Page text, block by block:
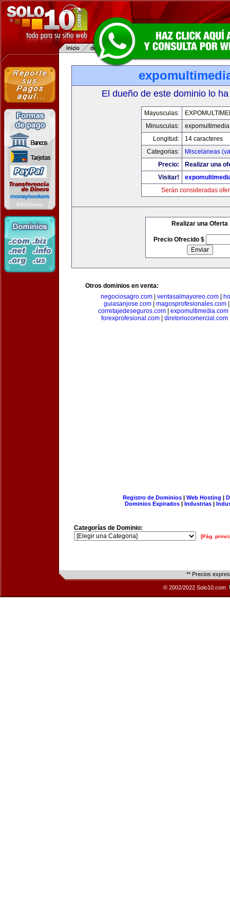
El dueño de este dominio lo
Mayusculas:
Minusculas:
Longitud:
14 caracteres
Categorias:
Miscelaneas
Precio:
Realizar una
Visitar!
Serán consideradas
Realizar una Oferta
Precio Ofrecido $
Otros dominios en venta:
negociosagro.com
ventasalmayoreo.com
guiasanjose.com| magosprofesionales.com
corretajedeseguros.com
expomultimedia.com
forexprofesional.com| diretoriocomercial.com
Registro de Dominios| Web Hosting |
Dominios Expirados | Industrias |
Categorías de Dominio:
[Pág.
** Precios
© 2002/2022 Solo10.com